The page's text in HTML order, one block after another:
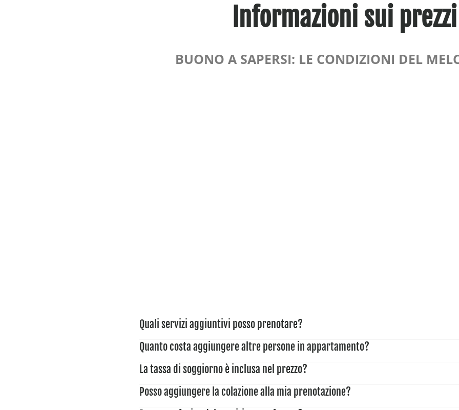
Informazioni sui prezzi
BUONO A SAPERSI: LE CONDIZIONI DEL
Quali servizi aggiuntivi posso prenotare?
Potete prenotare i seguenti servizi con un supplemento:
Jacuzzi: € 6,00
Quanto costa aggiungere altre persone in appartamento?
Per ogni persona aggiuntiva si applicano le seguenti tariffe:
La tassa di soggiorno è inclusa nel prezzo?
No, la tassa di soggiorno viene calcolata separatamente. L'importo è di €
Posso aggiungere la colazione alla mia prenotazione?